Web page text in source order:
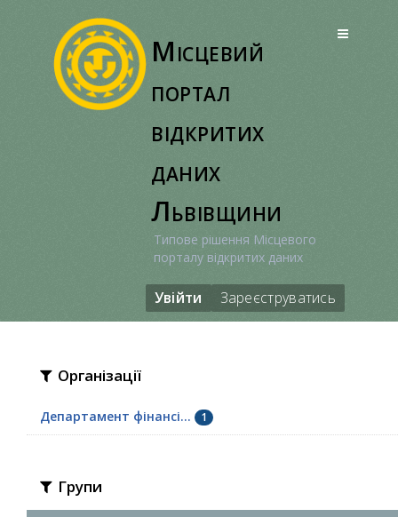
Місцевий
портал
відкритих
даних
Львівщини
Типове рішення Місцевого
порталу відкритих даних
Увійти Зареєструватись
Організації
Департамент фінансі... 1
Групи